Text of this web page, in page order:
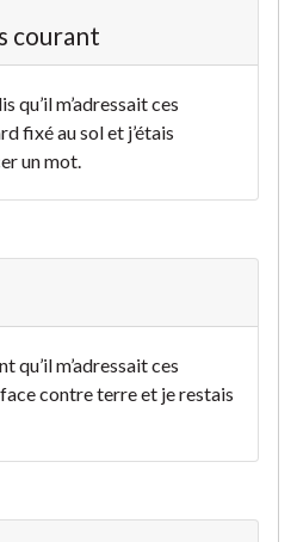
courant
qu’il m’adressait ces
fixé au sol et j’étais
un mot.
qu’il m’adressait ces
contre terre et je restais